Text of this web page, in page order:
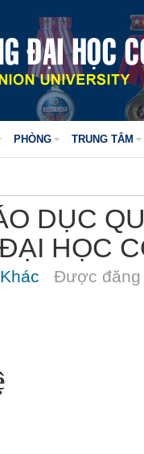
PHÒNG TRUNG TÂM
DỤC
HỌC
Được